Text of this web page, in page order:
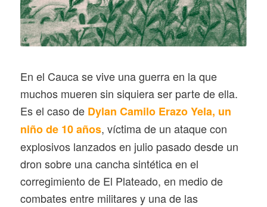
En el Cauca se vive una guerra en la que
muchos mueren sin siquiera ser parte de ella.
Es el caso de Dylan Camilo Erazo Yela, un
niño de 10 años, víctima de un ataque con
explosivos lanzados en julio pasado desde un
dron sobre una cancha sintética en el
corregimiento de El Plateado, en medio de
combates entre militares y una de las